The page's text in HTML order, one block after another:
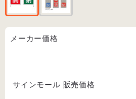
メーカー価格
サインモール 販売価格